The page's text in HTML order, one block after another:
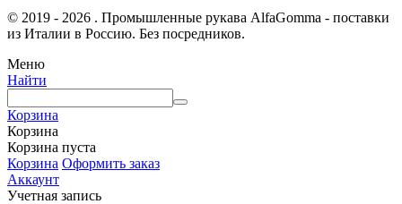
© 2019 - 2026 . Промышленные рукава AlfaGomma - поставки
из Италии в Россию. Без посредников.
Меню
Найти
Корзина
Корзина
Корзина пуста
Корзина Оформить заказ
Аккаунт
Учетная запись